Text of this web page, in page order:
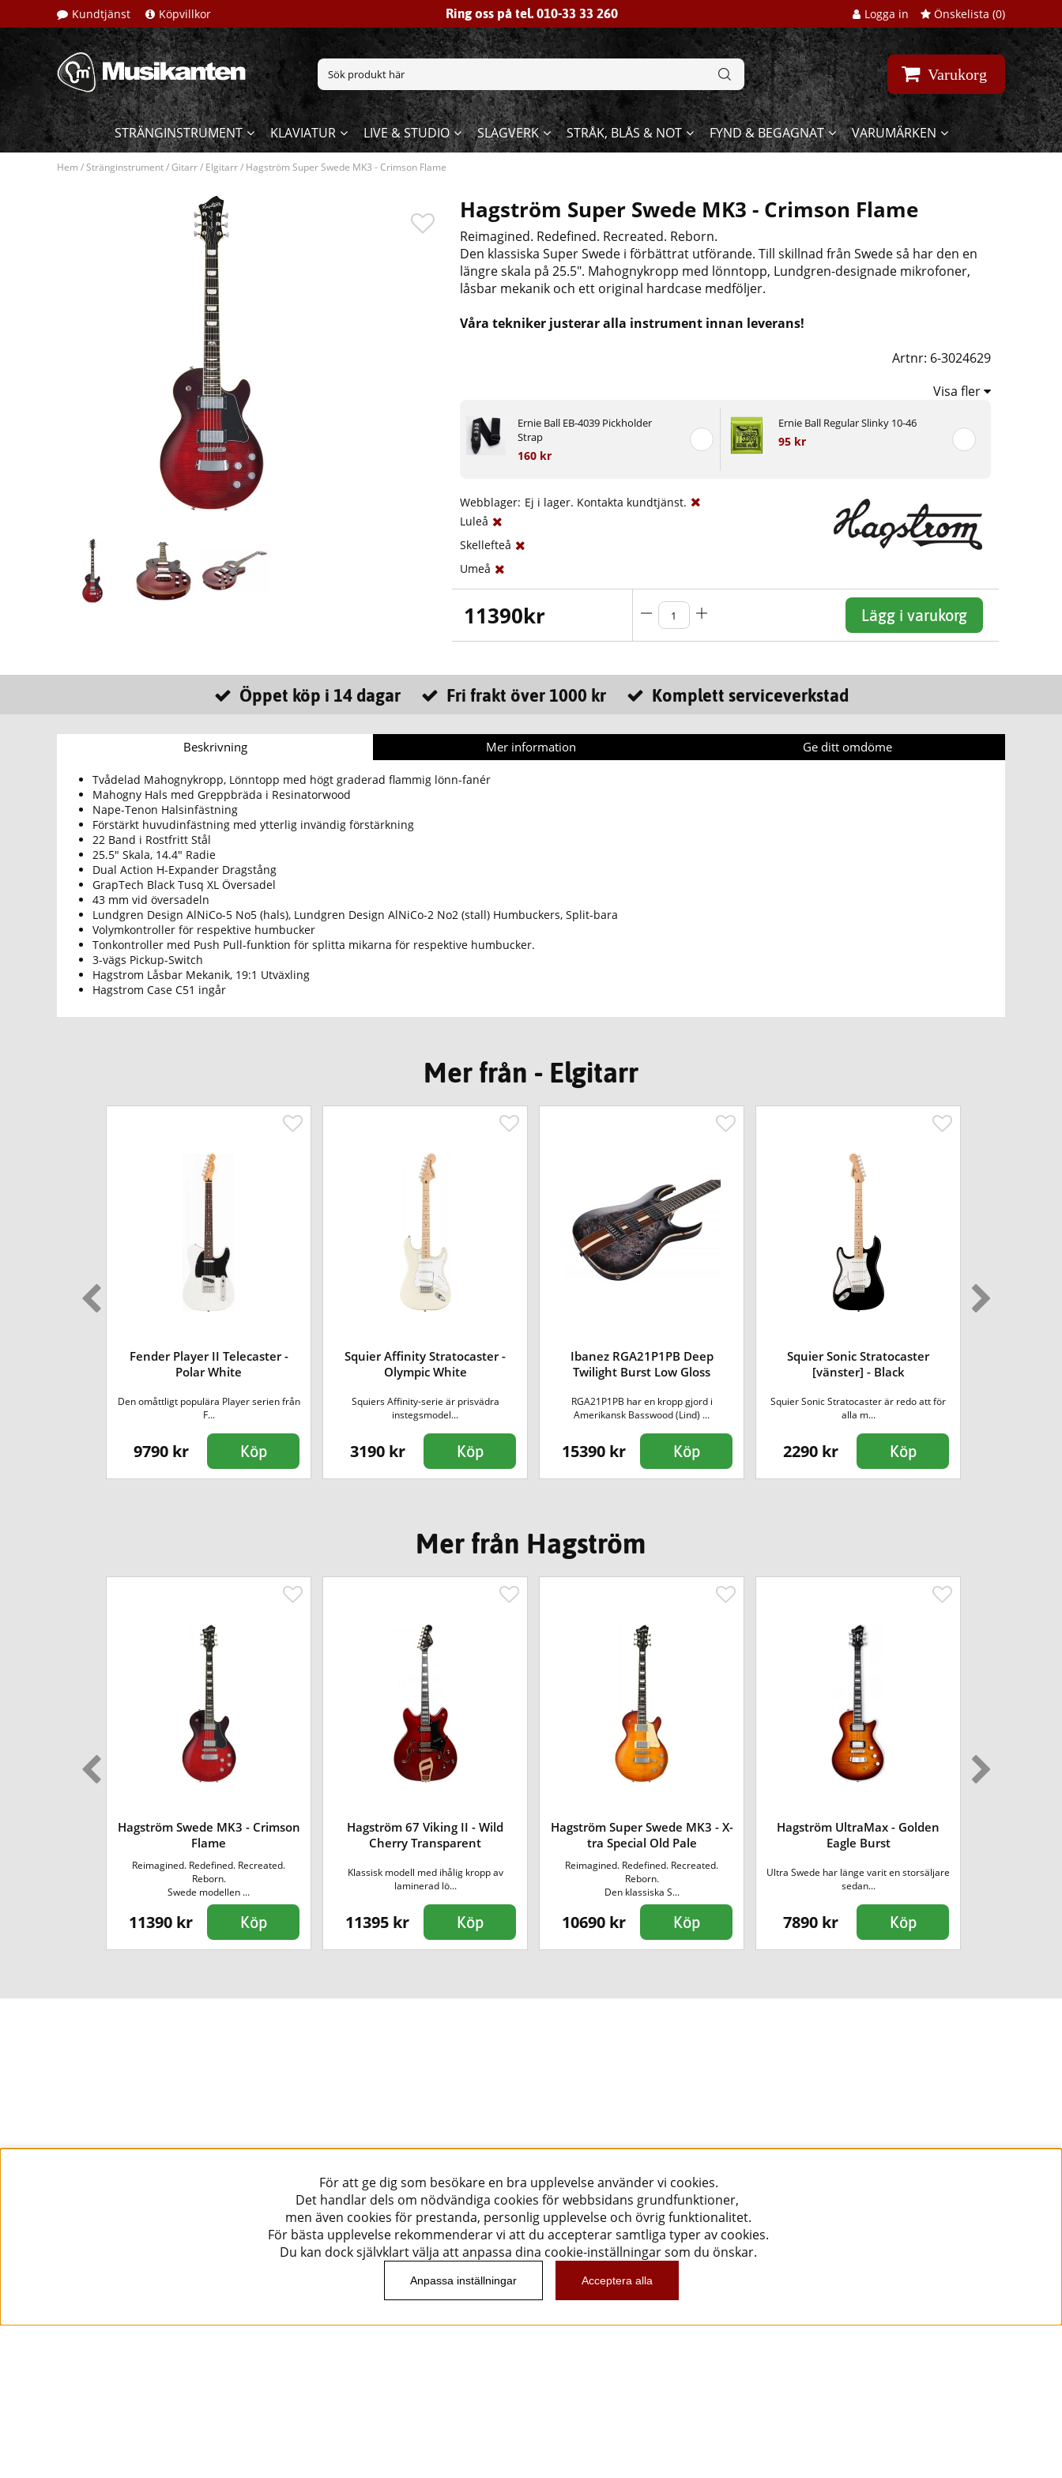
Kundtjänst Köpvillkor Ring oss på tel. 010-33 33 260 Logga in Önskelista (0)
Varukorg
STRÄNGINSTRUMENT KLAVIATUR LIVE & STUDIO SLAGVERK STRÅK, BLÅS & NOT FYND & BEGAGNAT VARUMÄRKEN
Hem /Stränginstrument/Gitarr/ Elgitarr/ Hagström Super Swede MK3 - Crimson Flame
Hagström Super Swede MK3 - Crimson Flame
Reimagined. Redefined. Recreated. Reborn.
Den klassiska Super Swede i förbättrat utförande. Till skillnad från Swede så har den en
längre skala på 25.5". Mahognykropp med lönntopp, Lundgren-designade mikrofoner,
låsbar mekanik och ett original hardcase medföljer.
Våra tekniker justerar alla instrument innan leverans!
Artnr: 6-3024629
Visa fler
Ernie Ball EB-4039 Pickholder
Strap
160 kr
Ernie Ball Regular Slinky 10-46
95 kr
Webblager: Ej i lager. Kontakta kundtjänst.
Luleå
Skellefteå
Umeå
11390kr Lägg i varukorg
Öppet köp i 14 dagar Fri frakt över 1000 kr Komplett serviceverkstad
Beskrivning Mer information Ge ditt omdöme
Tvådelad Mahognykropp, Lönntopp med högt graderad flammig lönn-fanér
Mahogny Hals med Greppbräda i Resinatorwood
Nape-Tenon Halsinfästning
Förstärkt huvudinfästning med ytterlig invändig förstärkning
22 Band i Rostfritt Stål
25.5" Skala, 14.4" Radie
Dual Action H-Expander Dragstång
GrapTech Black Tusq XL Översadel
43 mm vid översadeln
Lundgren Design AlNiCo-5 No5 (hals), Lundgren Design AlNiCo-2 No2 (stall) Humbuckers, Split-bara
Volymkontroller för respektive humbucker
Tonkontroller med Push Pull-funktion för splitta mikarna för respektive humbucker.
3-vägs Pickup-Switch
Hagstrom Låsbar Mekanik, 19:1 Utväxling
Hagstrom Case C51 ingår
Mer från - Elgitarr
Fender Player II Telecaster -
Polar White
Den omåttligt populära Player serien från
F...
9790 kr Köp
Squier Affinity Stratocaster -
Olympic White
Squiers Affinity-serie är prisvädra
instegsmodel...
3190 kr Köp
Ibanez RGA21P1PB Deep
Twilight Burst Low Gloss
RGA21P1PB har en kropp gjord i
Amerikansk Basswood (Lind) ...
15390 kr Köp
Squier Sonic Stratocaster
[vänster] - Black
Squier Sonic Stratocaster är redo att för
alla m...
2290 kr Köp
Mer från Hagström
Hagström Swede MK3 - Crimson
Flame
Reimagined. Redefined. Recreated.
Reborn.
Swede modellen ...
11390 kr Köp
Hagström 67 Viking II - Wild
Cherry Transparent
Klassisk modell med ihålig kropp av
laminerad lö...
11395 kr Köp
Hagström Super Swede MK3 - X-
tra Special Old Pale
Reimagined. Redefined. Recreated.
Reborn.
Den klassiska S...
10690 kr Köp
Hagström UltraMax - Golden
Eagle Burst
Ultra Swede har länge varit en storsäljare
sedan...
7890 kr Köp
För att ge dig som besökare en bra upplevelse använder vi cookies.
Det handlar dels om nödvändiga cookies för webbsidans grundfunktioner,
men även cookies för prestanda, personlig upplevelse och övrig funktionalitet.
För bästa upplevelse rekommenderar vi att du accepterar samtliga typer av cookies.
Du kan dock självklart välja att anpassa dina cookie-inställningar som du önskar.
Anpassa inställningar Acceptera alla